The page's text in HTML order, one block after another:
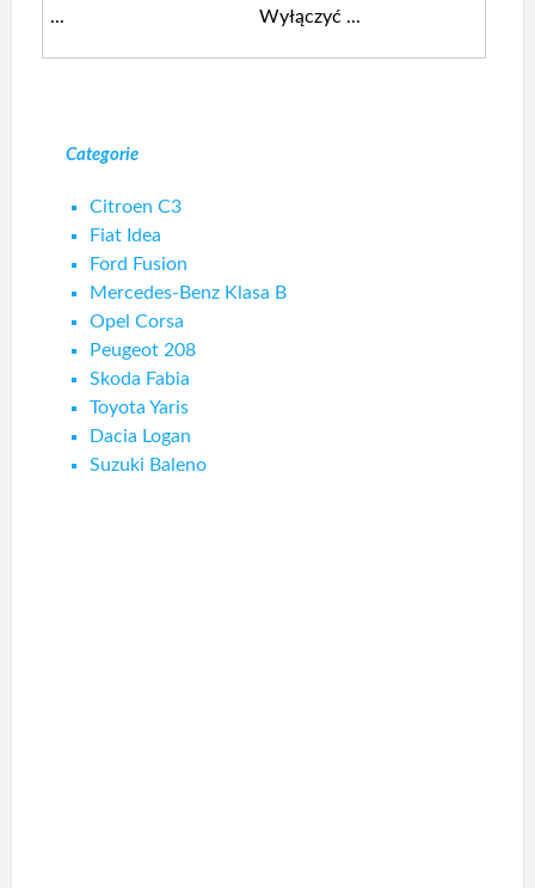
...
Wyłączyć ...
Categorie
Citroen C3
Fiat Idea
Ford Fusion
Mercedes-Benz Klasa B
Opel Corsa
Peugeot 208
Skoda Fabia
Toyota Yaris
Dacia Logan
Suzuki Baleno